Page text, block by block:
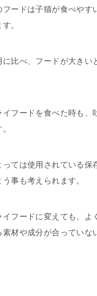
ードは子猫が食べやす
。
に比べ、フードが大きい
イフードを食べた時も、
っては使用されている保
事も考えられます。
イフードに変えても、よ
素材や成分が合っていな